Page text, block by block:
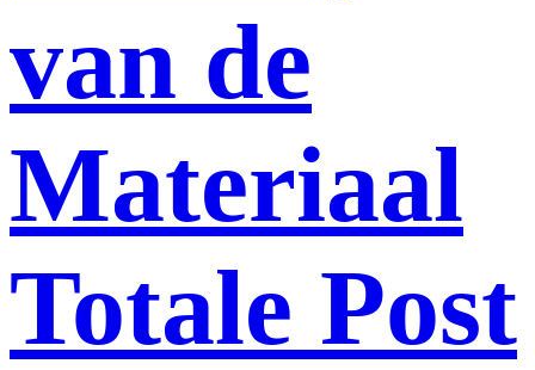
van de
Materiaal
Totale Post